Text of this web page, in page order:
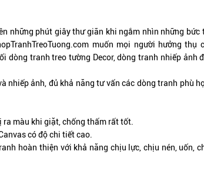
những phút giây thư giãn khi ngắm nhìn những bức
muốn mọi người hưởng thụ
tranh treo tường Decor, dòng tranh nhiếp ảnh
nhiếp ảnh, đủ khả năng tư vấn các dòng tranh phù
ra màu khi giặt, chống thấm rất tốt.
có độ chi tiết cao.
hoàn thiện với khả năng chịu lực, chịu nén, uốn,